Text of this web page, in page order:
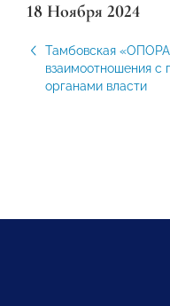
18 Ноября 2024
Тамбовская
взаимоотношения с
органами власти